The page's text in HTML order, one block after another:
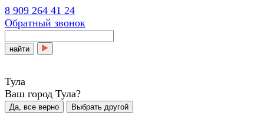
8 909 264 41 24
Обратный звонок
найти
Тула
Ваш город Тула?
Да, все верно Выбрать другой